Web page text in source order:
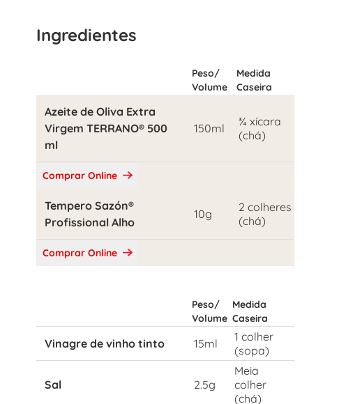
Ingredientes
Peso/
Volume
Medida
Caseira
Azeite de Oliva Extra
Virgem TERRANO® 500
ml
150ml
¾ xícara
(chá)
Comprar Online
Tempero Sazón®
Profissional Alho
10g
2 colheres
(chá)
Comprar Online
Peso/
Volume
Medida
Caseira
Vinagre de vinho tinto 15ml
1 colher
(sopa)
Sal 2.5g
Meia
colher
(chá)